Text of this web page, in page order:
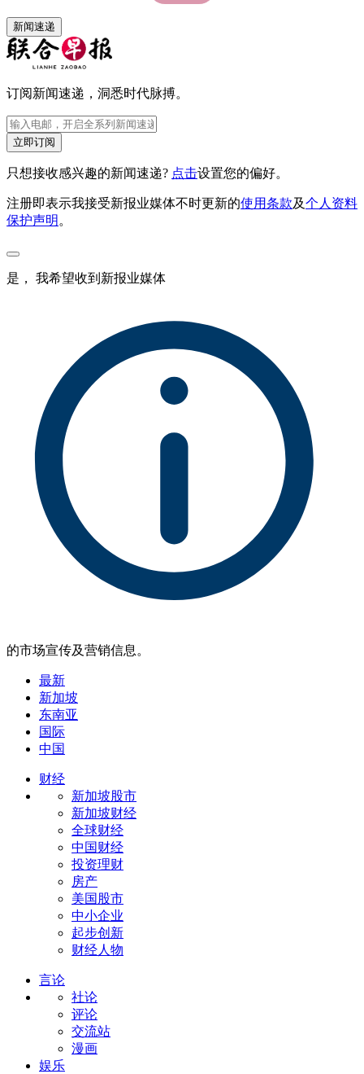
新闻速递
订阅新闻速递，洞悉时代脉搏。
立即订阅
只想接收感兴趣的新闻速递? 点击设置您的偏好。
注册即表示我接受新报业媒体不时更新的使用条款及个人资料
保护声明 。
是， 我希望收到新报业媒体
的市场宣传及营销信息。
最新
新加坡
东南亚
国际
中国
财经
新加坡股市
新加坡财经
全球财经
中国财经
投资理财
房产
美国股市
中小企业
起步创新
财经人物
言论
社论
评论
交流站
漫画
娱乐